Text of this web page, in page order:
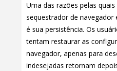
Uma das razões pelas
sequestrador de navegador
é sua persistência. Os
tentam restaurar as
navegador, apenas para
indesejadas retornam